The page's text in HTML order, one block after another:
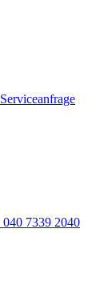
Serviceanfrage
040 7339 2040